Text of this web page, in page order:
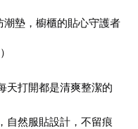
潮墊，櫥櫃的貼心守護者
）
天打開都是清爽整潔的
自然服貼設計，不留痕